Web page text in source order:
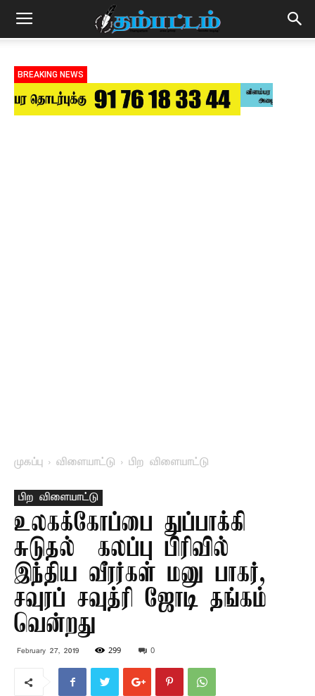
BREAKING NEWS
முகப்பு விளையாட்டு பிற விளையாட்டு
பிற விளையாட்டு
உலகக்கோப்பை துப்பாக்கி
சுடுதல் – கலப்பு பிரிவில்
இந்திய வீரர்கள் மனு பாகர்,
சவுரப் சவுத்ரி ஜோடி தங்கம்
வென்றது
February 27, 2019 299 0